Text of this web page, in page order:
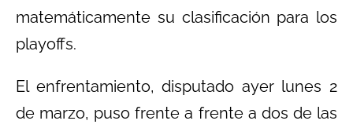
matemáticamente su clasificación para los
playoffs.
El enfrentamiento, disputado ayer lunes 2
de marzo, puso frente a frente a dos de las